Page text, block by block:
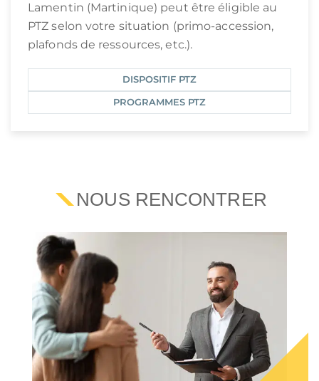
Lamentin (Martinique) peut être éligible au
PTZ selon votre situation (primo-accession,
plafonds de ressources, etc.).
DISPOSITIF PTZ
PROGRAMMES PTZ
NOUS RENCONTRER